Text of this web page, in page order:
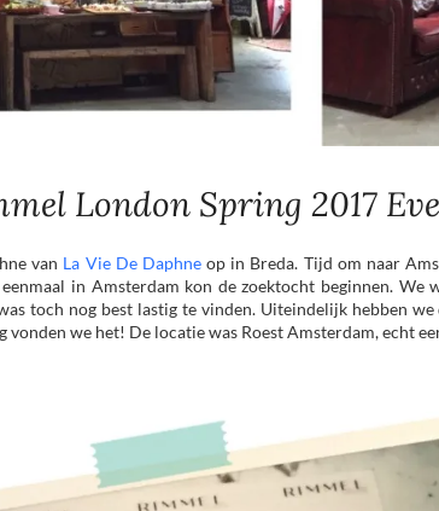
London Spring 2017
van La Vie De Daphneop in Breda. Tijd om naar
in Amsterdam kon de zoektocht beginnen. We
toch nog best lastig te vinden. Uiteindelijk hebben
vonden we het! De locatie was Roest Amsterdam, echt